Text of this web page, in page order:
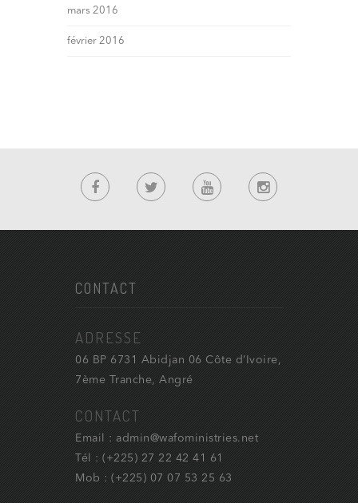
mars 2016
février 2016
CONTACT
ADRESSE
06 BP 6731 Abidjan 06 Côte d’Ivoire,
7ème Tranche, Angré
CONTACT
Email : admin@wafoministries.net
Tél : (+225) 27 22 42 41 61
Mob : (+225) 07 07 53 25 63